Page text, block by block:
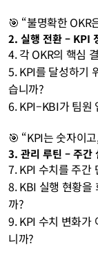
🎯 “불명확한 OKR
2. 실행 전환 – KPI
4. 각 OKR의 핵심
5. KPI를 달성하기
습니까?
6. KPI–KBI가 팀원
🎯 “KPI는 숫자이
3. 관리 루틴 – 주간
7. KPI 수치를 주간
8. KBI 실행 현황을
까?
9. KPI 수치 변화가
니까?